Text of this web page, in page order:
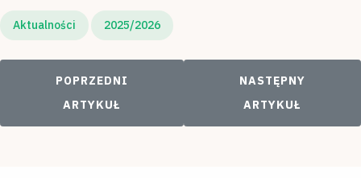
Aktualności 2025/2026
POPRZEDNI ARTYKUŁ: FESTIWAL PIĘKNEJ
POPRZEDNI
ARTYKUŁ
NASTĘPNY
NASTĘPNY
ARTYKUŁ